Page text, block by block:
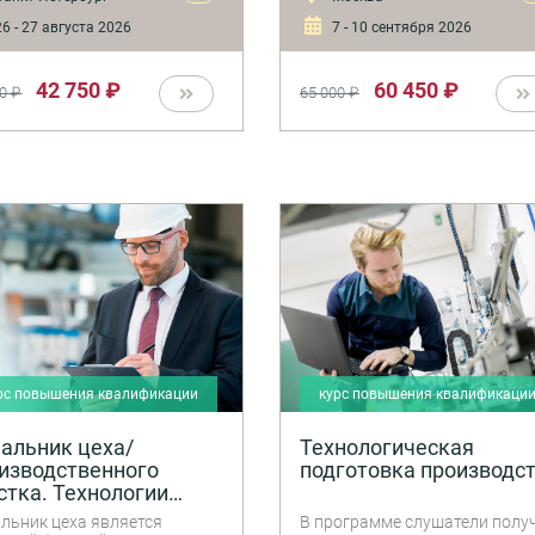
личной копилки
знаний и умений
и корпоративной
- 27 августа 2026
₽ 42 750 ₽
следовать правилам и
применять существующие
стандарты
7 - 10 сентября 2026
65 000 ₽ 60 450 ₽
повышения квалификации
цеха/
Технологии
цеха является
курс повышения квалификации
Технологическая
подготовка
В программе слушатели